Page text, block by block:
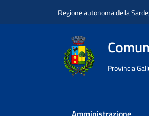
Regione autonoma della
Provincia